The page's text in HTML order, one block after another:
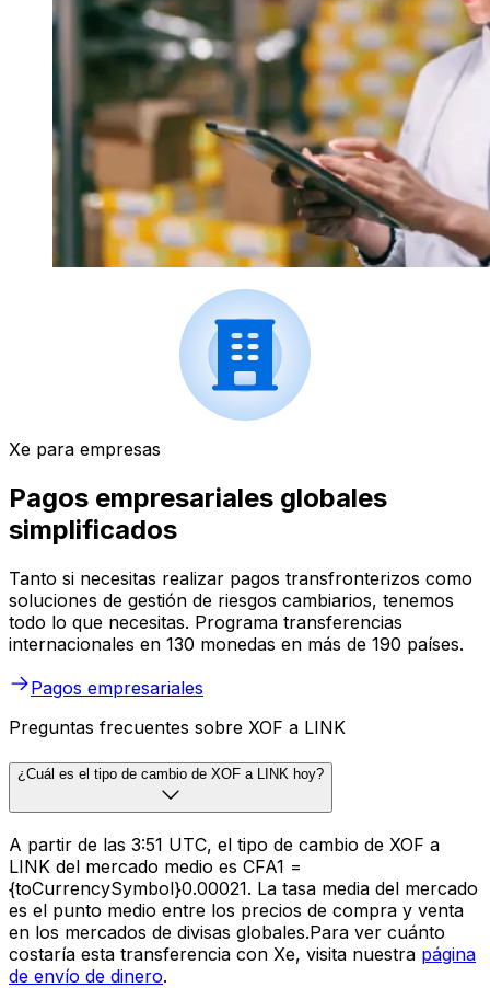
Xe para empresas
Pagos empresariales globales
simplificados
Tanto si necesitas realizar pagos transfronterizos como
soluciones de gestión de riesgos cambiarios, tenemos
todo lo que necesitas. Programa transferencias
internacionales en 130 monedas en más de 190 países.
Pagos empresariales
Preguntas frecuentes sobre XOF a LINK
¿Cuál es el tipo de cambio de XOF a LINK hoy?
A partir de las 3:51 UTC, el tipo de cambio de XOF a
LINK del mercado medio es CFA1 =
{toCurrencySymbol}0.00021. La tasa media del mercado
es el punto medio entre los precios de compra y venta
en los mercados de divisas globales.Para ver cuánto
costaría esta transferencia con Xe, visita nuestra página
de envío de dinero.